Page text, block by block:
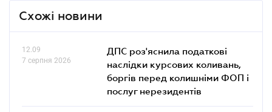
Схожі новини
12.09
7 серпня 2026
ДПС роз'яснила податкові
наслідки курсових коливань,
боргів перед колишніми ФОП і
послуг нерезидентів